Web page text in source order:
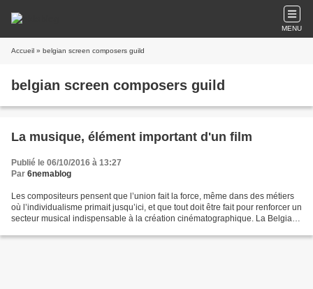
MENU
Accueil » belgian screen composers guild
belgian screen composers guild
La musique, élément important d'un film
Publié le 06/10/2016 à 13:27
Par 6nemablog
Les compositeurs pensent que l’union fait la force, même dans des métiers
où l’individualisme primait jusqu’ici, et que tout doit être fait pour renforcer un
secteur musical indispensable à la création cinématographique. La Belgian